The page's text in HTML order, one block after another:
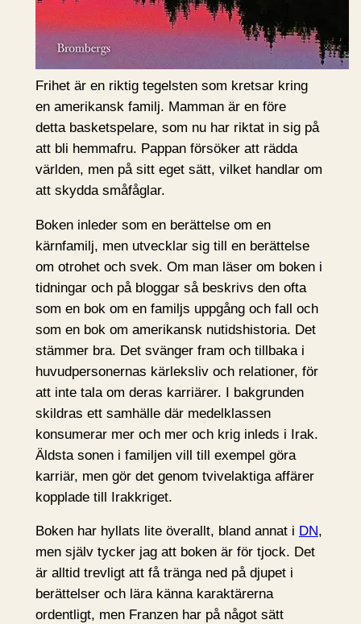
Frihet är en riktig tegelsten som kretsar kring
en amerikansk familj. Mamman är en före
detta basketspelare, som nu har riktat in sig på
att bli hemmafru. Pappan försöker att rädda
världen, men på sitt eget sätt, vilket handlar om
att skydda småfåglar.
Boken inleder som en berättelse om en
kärnfamilj, men utvecklar sig till en berättelse
om otrohet och svek. Om man läser om boken i
tidningar och på bloggar så beskrivs den ofta
som en bok om en familjs uppgång och fall och
som en bok om amerikansk nutidshistoria. Det
stämmer bra. Det svänger fram och tillbaka i
huvudpersonernas kärleksliv och relationer, för
att inte tala om deras karriärer. I bakgrunden
skildras ett samhälle där medelklassen
konsumerar mer och mer och krig inleds i Irak.
Äldsta sonen i familjen vill till exempel göra
karriär, men gör det genom tvivelaktiga affärer
kopplade till Irakkriget.
Boken har hyllats lite överallt, bland annat i DN,
men själv tycker jag att boken är för tjock. Det
är alltid trevligt att få tränga ned på djupet i
berättelser och lära känna karaktärerna
ordentligt, men Franzen har på något sätt